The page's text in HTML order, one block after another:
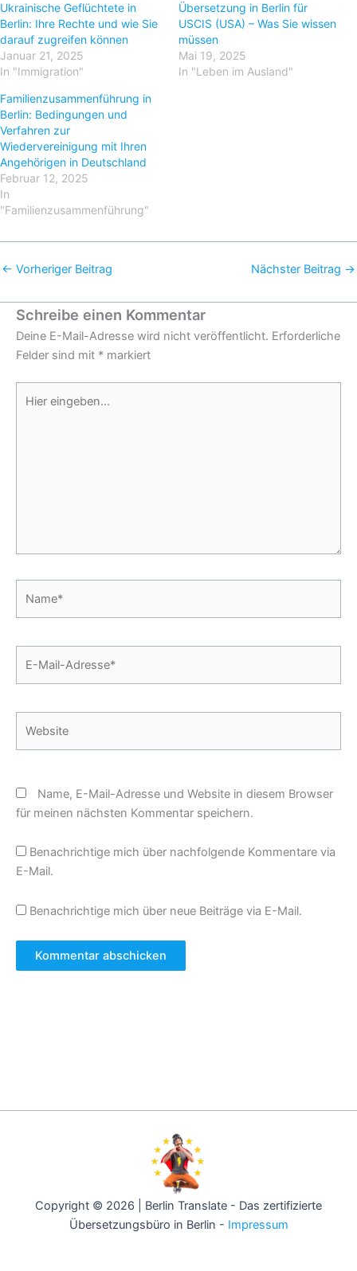
Ukrainische Geflüchtete in
Berlin: Ihre Rechte und wie Sie
darauf zugreifen können
Januar 21, 2025
In "Immigration"
Übersetzung in Berlin für
USCIS (USA) – Was Sie wissen
müssen
Mai 19, 2025
In "Leben im Ausland"
Familienzusammenführung in
Berlin: Bedingungen und
Verfahren zur
Wiedervereinigung mit Ihren
Angehörigen in Deutschland
Februar 12, 2025
In
"Familienzusammenführung"
← Vorheriger Beitrag Nächster Beitrag →
Schreibe einen Kommentar
Deine E-Mail-Adresse wird nicht veröffentlicht. Erforderliche
Felder sind mit * markiert
eingeben…
Mail-
Name, E-Mail-Adresse und Website in diesem Browser
für meinen nächsten Kommentar speichern.
Benachrichtige mich über nachfolgende Kommentare via
E-Mail.
Benachrichtige mich über neue Beiträge via E-Mail.
Copyright © 2026 | Berlin Translate - Das zertifizierte
Übersetzungsbüro in Berlin - Impressum